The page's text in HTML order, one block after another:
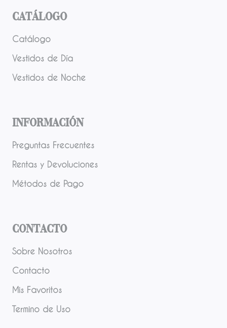
Catálogo
Catálogo
Vestidos de Día
Vestidos de Noche
Información
Preguntas Frecuentes
Rentas y Devoluciones
Métodos de Pago
Contacto
Sobre Nosotros
Contacto
Mis Favoritos
Termino de Uso